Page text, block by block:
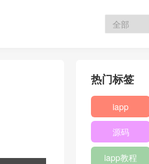
热门标签
iapp
源码
iapp教程